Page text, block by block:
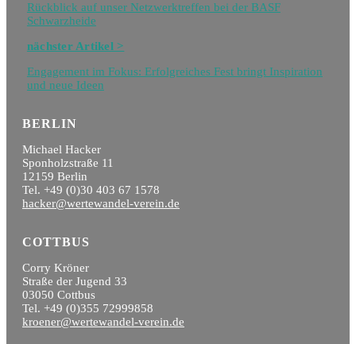
Blog
Rückblick auf unser Netzwerktreffen bei der BASF
Schwarzheide
nächster Artikel >
Engagement im Fokus: Erfolgreiches Fest bringt Inspiration
und neue Ideen
BERLIN
Michael Hacker
Sponholzstraße 11
12159 Berlin
Tel. +49 (0)30 403 67 1578
hacker@wertewandel-verein.de
COTTBUS
Corry Kröner
Straße der Jugend 33
03050 Cottbus
Tel. +49 (0)355 72999858
kroener@wertewandel-verein.de